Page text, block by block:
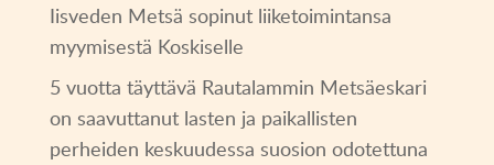
Iisveden Metsä sopinut liiketoimintansa
myymisestä Koskiselle
5 vuotta täyttävä Rautalammin Metsäeskari
on saavuttanut lasten ja paikallisten
perheiden keskuudessa suosion odotettuna